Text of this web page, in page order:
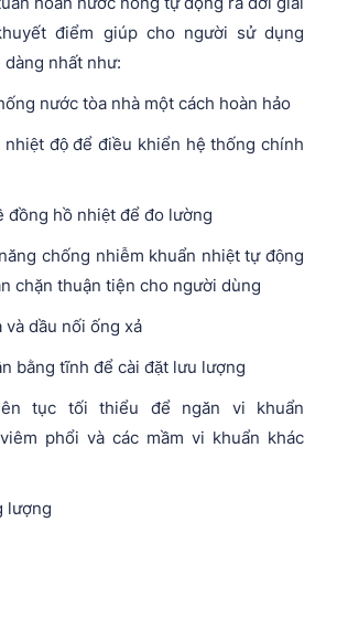
điểm giúp cho người sử dụng
nhất như:
nước tòa nhà một cách hoàn hảo
nhiệt độ để điều khiển hệ thống chính
đồng hồ nhiệt để đo lường
chống nhiễm khuẩn nhiệt tự động
chặn thuận tiện cho người dùng
và dầu nối ống xả
bằng tĩnh để cài đặt lưu lượng
tục tối thiểu để ngăn vi khuẩn
phổi và các mầm vi khuẩn khác
lượng